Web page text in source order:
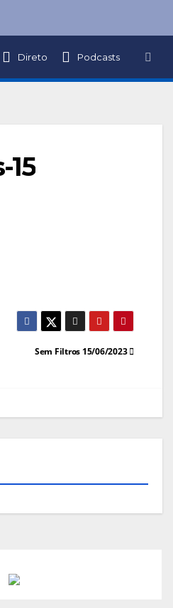
Direto Podcasts
Sem Filtros 15/06/2023